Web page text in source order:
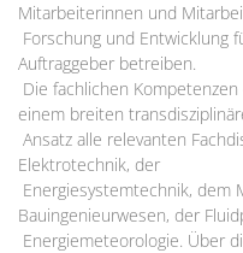
Mitarbeiterinnen und
Forschung und Entwicklung
Auftraggeber betreiben.
Die fachlichen
einem breiten
Ansatz alle relevanten
Elektrotechnik, der
Energiesystemtechnik, dem
Bauingenieurwesen, der
Energiemeteorologie. Über